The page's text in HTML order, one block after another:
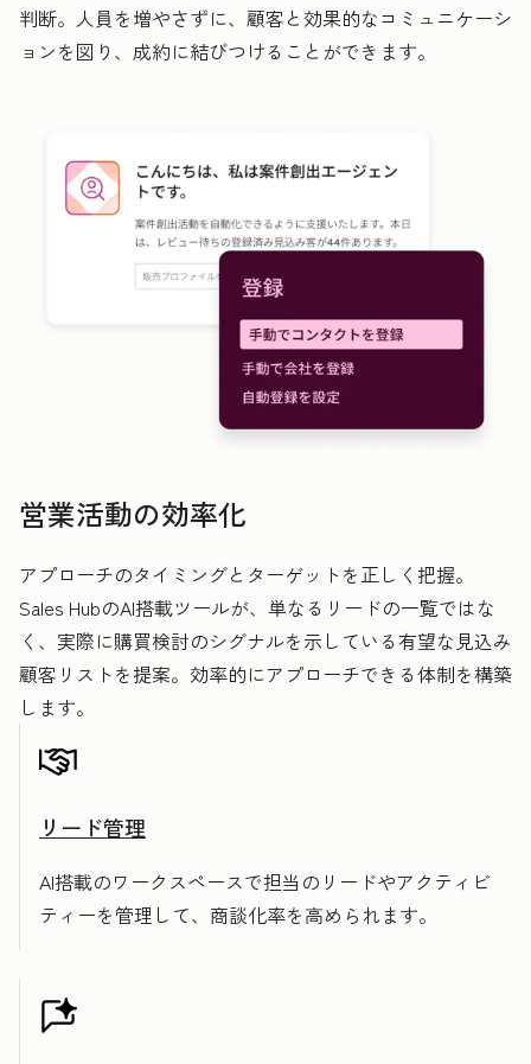
判断。人員を増やさずに、顧客と効果的なコミュニケーシ
ョンを図り、成約に結びつけることができます。
営業活動の効率化
アプローチのタイミングとターゲットを正しく把握。
Sales HubのAI搭載ツールが、単なるリードの一覧ではな
く、実際に購買検討のシグナルを示している有望な見込み
顧客リストを提案。効率的にアプローチできる体制を構築
します。
リード管理
AI搭載のワークスペースで担当のリードやアクティビ
ティーを管理して、商談化率を高められます。